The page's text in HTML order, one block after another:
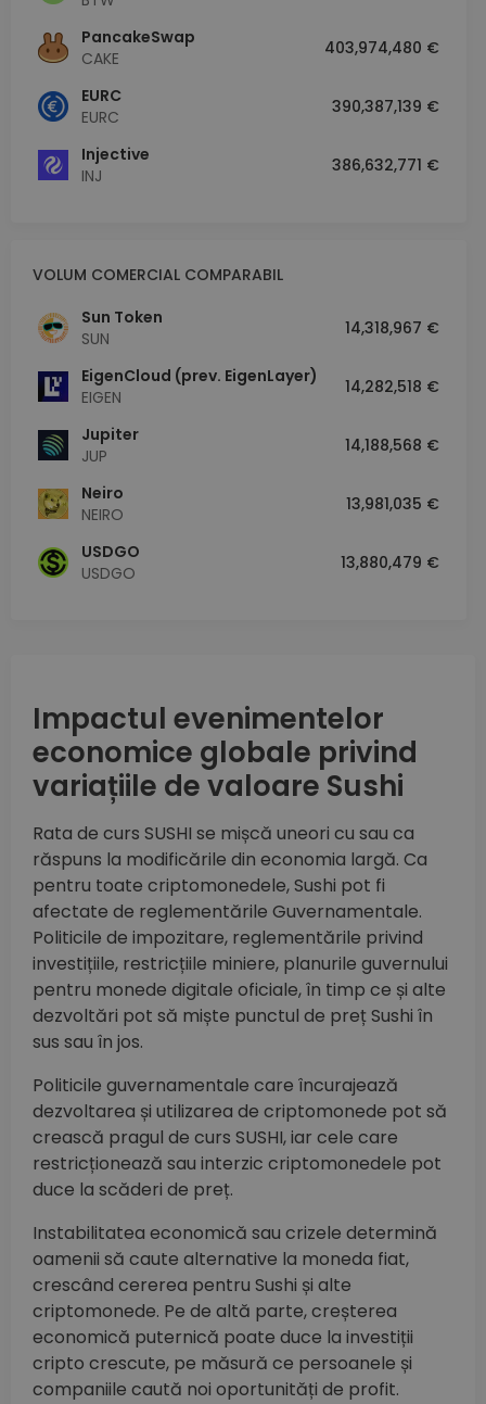
PancakeSwap
CAKE
403,974,480 €
EURC
EURC
390,387,139 €
Injective
INJ
386,632,771 €
VOLUM COMERCIAL COMPARABIL
Sun Token
SUN
14,318,967 €
EigenCloud (prev. EigenLayer)
EIGEN
14,282,518 €
Jupiter
JUP
14,188,568 €
Neiro
NEIRO
13,981,035 €
USDGO
USDGO
13,880,479 €
Impactul evenimentelor
economice globale privind
variațiile de valoare Sushi
Rata de curs SUSHI se mișcă uneori cu sau ca
răspuns la modificările din economia largă. Ca
pentru toate criptomonedele, Sushi pot fi
afectate de reglementările Guvernamentale.
Politicile de impozitare, reglementările privind
investițiile, restricțiile miniere, planurile guvernului
pentru monede digitale oficiale, în timp ce și alte
dezvoltări pot să miște punctul de preț Sushi în
sus sau în jos.
Politicile guvernamentale care încurajează
dezvoltarea și utilizarea de criptomonede pot să
crească pragul de curs SUSHI, iar cele care
restricționează sau interzic criptomonedele pot
duce la scăderi de preț.
Instabilitatea economică sau crizele determină
oamenii să caute alternative la moneda fiat,
crescând cererea pentru Sushi și alte
criptomonede. Pe de altă parte, creșterea
economică puternică poate duce la investiții
cripto crescute, pe măsură ce persoanele și
companiile caută noi oportunități de profit.